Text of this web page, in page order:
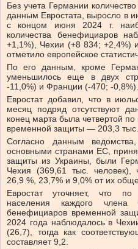
Без учета Германии
данным Евростата, выросло в
с концом июня 2024 г.
количества бенефициаров
+1,1%), Чехии (+8 834;
отметило европейское
По его данным, кроме
уменьшилось еще в двух
-11,0%) и Франции (-470; -0,8%).
Евростат добавил, что в
месяц подряд отсутствуют
конец марта была четвертой по
временной защиты — 203,3 тыс.
Согласно данным
основными странами ЕС,
защиты из Украины, были
Чехия (369,61 тыс. человек),
26,9 %, 23,7% и 9,0% от их
Евростат уточняет, что
населения каждого члена
бенефициаров временной
2024 года наблюдалось в
(26,7), тогда как
составляет 9,2.